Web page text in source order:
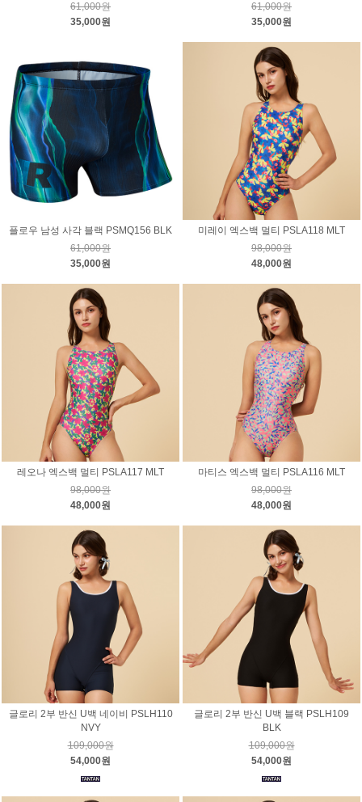
61,000원
35,000원
61,000원
35,000원
플로우 남성 사각 블랙 PSMQ156 BLK
61,000원
35,000원
미레이 엑스백 멀티 PSLA118 MLT
98,000원
48,000원
레오나 엑스백 멀티 PSLA117 MLT
98,000원
48,000원
마티스 엑스백 멀티 PSLA116 MLT
98,000원
48,000원
글로리 2부 반신 U백 네이비 PSLH110
NVY
109,000원
54,000원
글로리 2부 반신 U백 블랙 PSLH109
BLK
109,000원
54,000원